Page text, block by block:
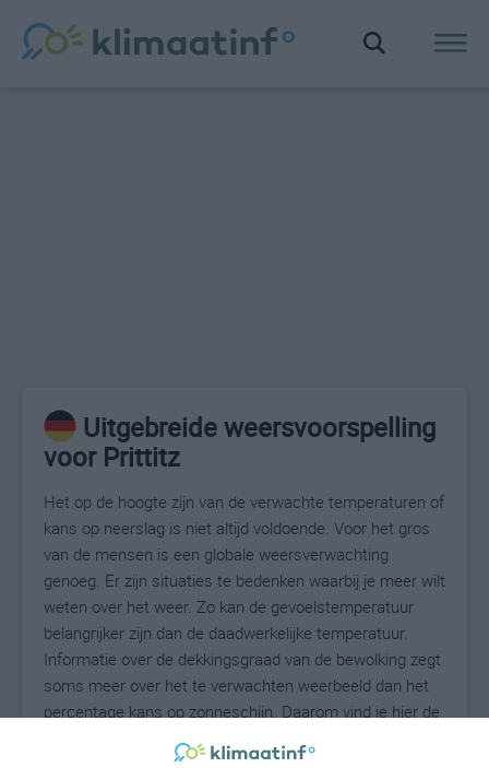
Uitgebreide weersvoorspelling
voor Prittitz
Het op de hoogte zijn van de verwachte temperaturen of
kans op neerslag is niet altijd voldoende. Voor het gros
van de mensen is een globale weersverwachting
genoeg. Er zijn situaties te bedenken waarbij je meer wilt
weten over het weer. Zo kan de gevoelstemperatuur
belangrijker zijn dan de daadwerkelijke temperatuur.
Informatie over de dekkingsgraad van de bewolking zegt
soms meer over het te verwachten weerbeeld dan het
percentage kans op zonneschijn. Daarom vind je hier de
uitgebreide weersvoorspelling voor Prittitz.